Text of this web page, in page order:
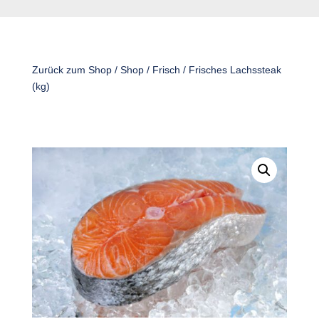
Zurück zum Shop/ Shop/ Frisch / Frisches Lachssteak
(kg)